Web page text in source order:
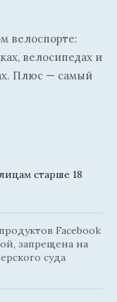
велоспорте:
велосипедах и
Плюс — самый
старше 18
Facebook
запрещена на
суда